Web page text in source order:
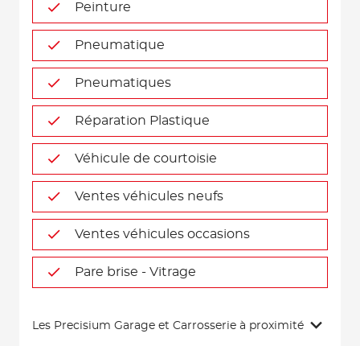
Peinture
Pneumatique
Pneumatiques
Réparation Plastique
Véhicule de courtoisie
Ventes véhicules neufs
Ventes véhicules occasions
Pare brise - Vitrage
Les Precisium Garage et Carrosserie à proximité